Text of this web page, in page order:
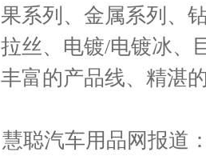
果系列、金属系列、
拉丝、电镀/电镀冰、
丰富的产品线、精湛
慧聪汽车用品网报道